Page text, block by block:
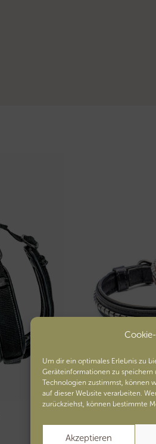
Um dir ein optimales Erlebnis zu
Geräteinformationen zu
Technologien zustimmst, können
auf dieser Website verarbeiten.
zurückziehst, können bestimmte
Akzeptieren